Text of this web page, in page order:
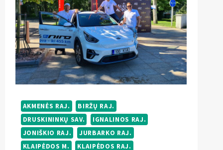
AKMENĖS RAJ.
BIRŽŲ RAJ.
DRUSKININKŲ SAV.
IGNALINOS RAJ.
JONIŠKIO RAJ.
JURBARKO RAJ.
KLAIPĖDOS M.
KLAIPĖDOS RAJ.